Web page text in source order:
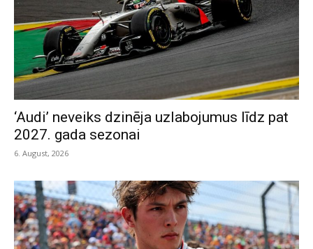
‘Audi’ neveiks dzinēja uzlabojumus līdz pat
2027. gada sezonai
6. August, 2026